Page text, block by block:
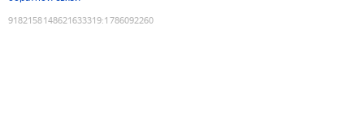
9182158148621633319:1786092260